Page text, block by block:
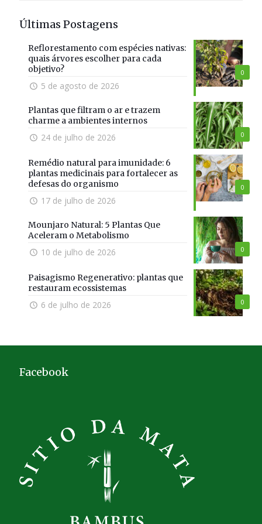
Últimas Postagens
0
Reflorestamento com espécies nativas:
quais árvores escolher para cada
objetivo?
5 de agosto de 2026
0
Plantas que filtram o ar e trazem
charme a ambientes internos
24 de julho de 2026
0
Remédio natural para imunidade: 6
plantas medicinais para fortalecer as
defesas do organismo
17 de julho de 2026
0
Mounjaro Natural: 5 Plantas Que
Aceleram o Metabolismo
10 de julho de 2026
0
Paisagismo Regenerativo: plantas que
restauram ecossistemas
6 de julho de 2026
Facebook